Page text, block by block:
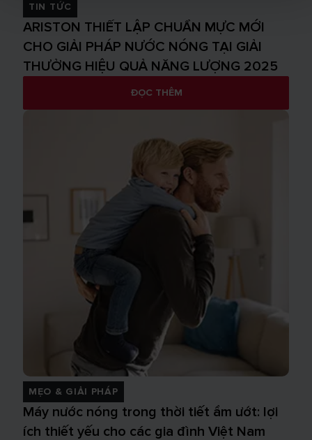
TIN TỨC
ARISTON THIẾT LẬP CHUẨN MỰC MỚI
CHO GIẢI PHÁP NƯỚC NÓNG TẠI GIẢI
THƯỞNG HIỆU QUẢ NĂNG LƯỢNG 2025
ĐỌC THÊM
MẸO & GIẢI PHÁP
Máy nước nóng trong thời tiết ẩm ướt: lợi
ích thiết yếu cho các gia đình Việt Nam